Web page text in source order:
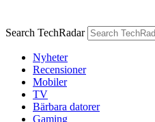
Search TechRadar
Nyheter
Recensioner
Mobiler
TV
Bärbara datorer
Gaming